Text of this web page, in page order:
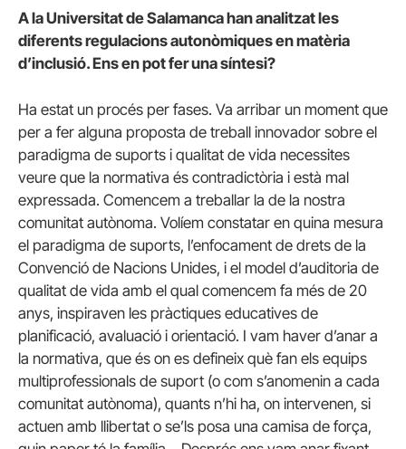
A la Universitat de Salamanca han analitzat les
diferents regulacions autonòmiques en matèria
d’inclusió. Ens en pot fer una síntesi?
Ha estat un procés per fases. Va arribar un moment que
per a fer alguna proposta de treball innovador sobre el
paradigma de suports i qualitat de vida necessites
veure que la normativa és contradictòria i està mal
expressada. Comencem a treballar la de la nostra
comunitat autònoma. Volíem constatar en quina mesura
el paradigma de suports, l’enfocament de drets de la
Convenció de Nacions Unides, i el model d’auditoria de
qualitat de vida amb el qual comencem fa més de 20
anys, inspiraven les pràctiques educatives de
planificació, avaluació i orientació. I vam haver d’anar a
la normativa, que és on es defineix què fan els equips
multiprofessionals de suport (o com s’anomenin a cada
comunitat autònoma), quants n’hi ha, on intervenen, si
actuen amb llibertat o se’ls posa una camisa de força,